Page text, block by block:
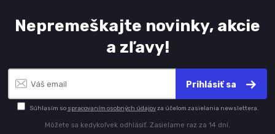
Nepremeškajte novinky, akcie
a zľavy!
Prihlásiť sa
Súhlasím so spracovaním osobných údajovza účelom zasielania newslettera.
Môžete sa kedykoľvek odhlásiť. Zasielame raz za 14 dní.